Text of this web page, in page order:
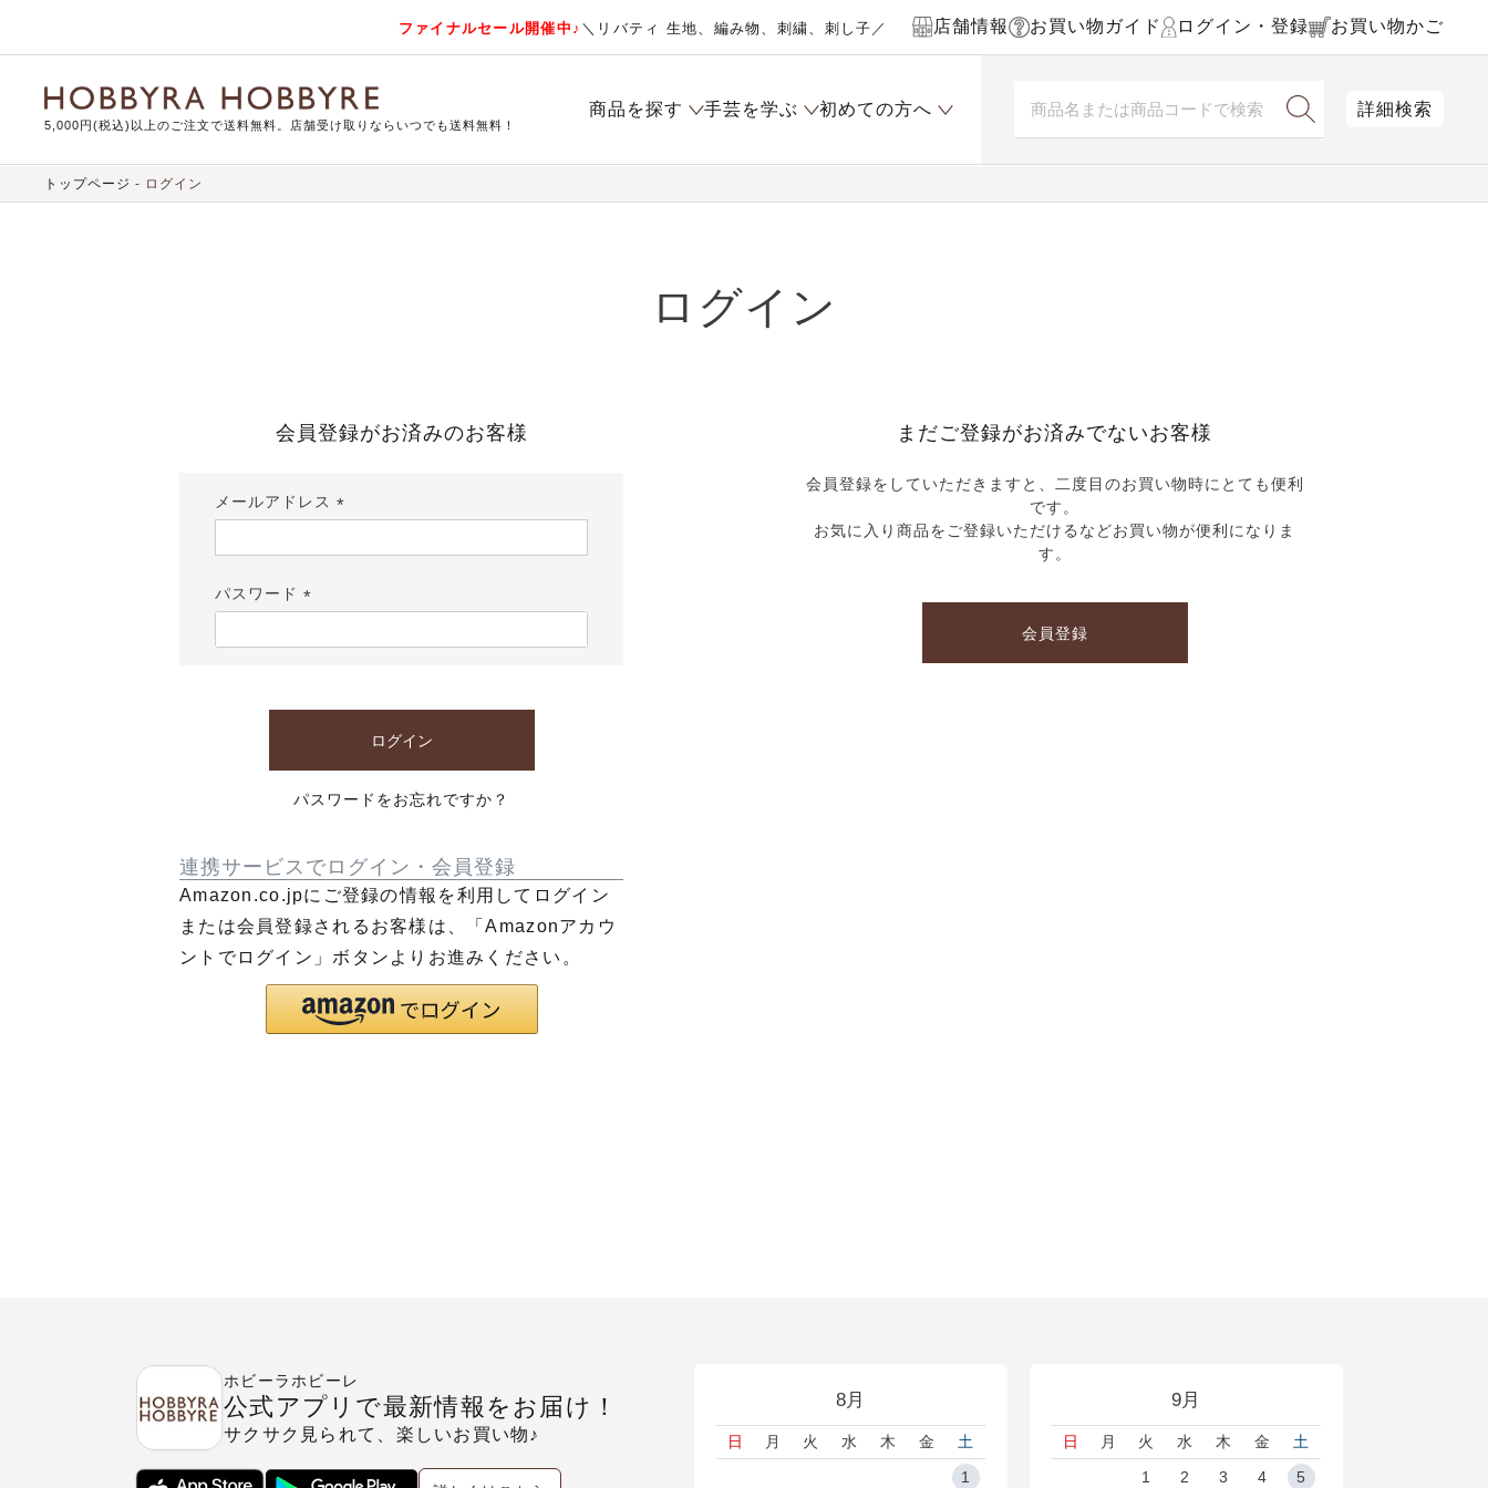
ファイナルセール開催中♪ ＼リバティ 生地、編み物、刺繍、刺し子／ 店舗情報 お買い物ガイド ログイン・登録 お買い物かご
5,000円(税込)以上のご注文で送料無料。店舗受け取りならいつでも送料無料！
商品を探す 手芸を学ぶ 初めての方へ 詳細検索
トップページ ログイン
ログイン
会員登録がお済みのお客様
メールアドレス
須)
パスワード
須)
ログイン
パスワードをお忘れですか？
連携サービスでログイン・会員登録
Amazon.co.jpにご登録の情報を利用してログイン
または会員登録されるお客様は、「Amazonアカウ
ントでログイン」ボタンよりお進みください。
まだご登録がお済みでないお客様
会員登録をしていただきますと、二度目のお買い物時にとても便利
です。
お気に入り商品をご登録いただけるなどお買い物が便利になりま
す。
会員登録
8月
日 月 火 水 木 金
土
1
9月
日 月 火 水 木 金
土
1
2 3 4 5
ホビーラホビーレ
公式アプリで最新情報をお届け！
サクサク見られて、楽しいお買い物♪